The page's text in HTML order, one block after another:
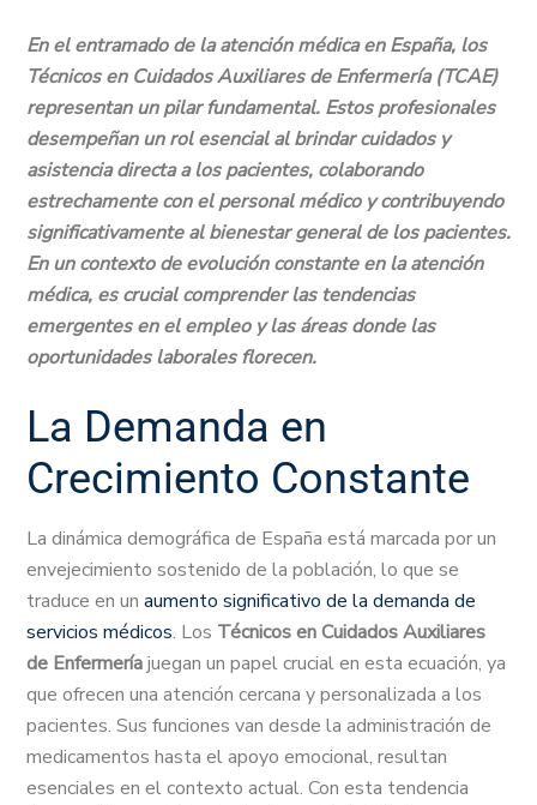
En el entramado de la atención médica en España, los
Técnicos en Cuidados Auxiliares de Enfermería (TCAE)
representan un pilar fundamental. Estos profesionales
desempeñan un rol esencial al brindar cuidados y
asistencia directa a los pacientes, colaborando
estrechamente con el personal médico y contribuyendo
significativamente al bienestar general de los pacientes.
En un contexto de evolución constante en la atención
médica, es crucial comprender las tendencias
emergentes en el empleo y las áreas donde las
oportunidades laborales florecen.
La Demanda en
Crecimiento Constante
La dinámica demográfica de España está marcada por un
envejecimiento sostenido de la población, lo que se
traduce en un aumento significativo de la demanda de
servicios médicos. Los Técnicos en Cuidados Auxiliares
de Enfermeríajuegan un papel crucial en esta ecuación, ya
que ofrecen una atención cercana y personalizada a los
pacientes. Sus funciones van desde la administración de
medicamentos hasta el apoyo emocional, resultan
esenciales en el contexto actual. Con esta tendencia